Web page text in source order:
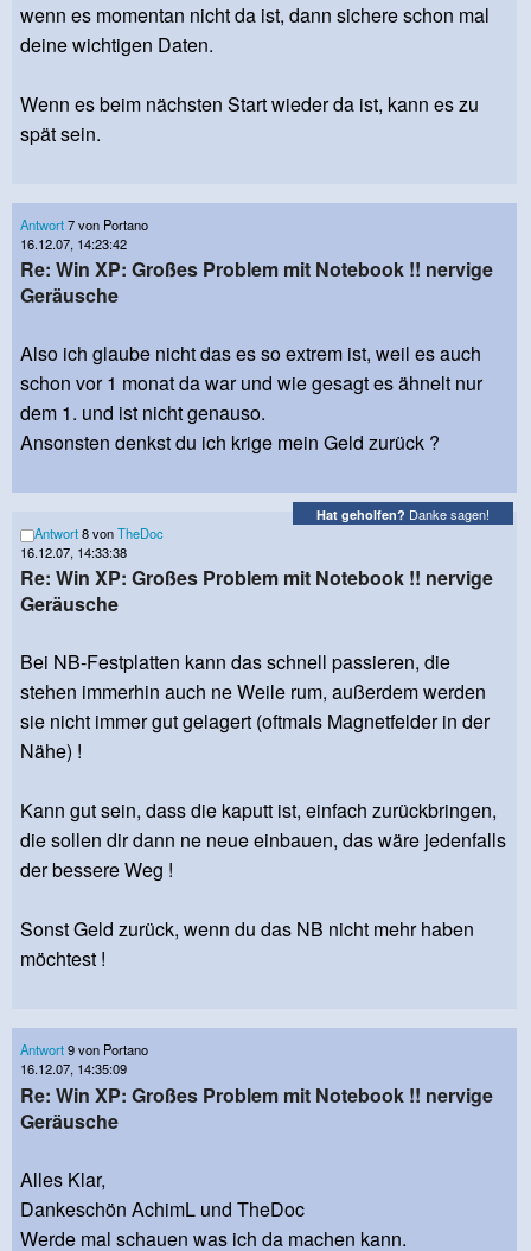
wenn es momentan nicht da ist, dann sichere schon mal
deine wichtigen Daten.
Wenn es beim nächsten Start wieder da ist, kann es zu
spät sein.
Antwort7 von Portano
16.12.07, 14:23:42
Re: Win XP: Großes Problem mit Notebook !! nervige
Geräusche
Also ich glaube nicht das es so extrem ist, weil es auch
schon vor 1 monat da war und wie gesagt es ähnelt nur
dem 1. und ist nicht genauso.
Ansonsten denkst du ich krige mein Geld zurück ?
Hat geholfen? Danke sagen!
Antwort8 vonTheDoc
16.12.07, 14:33:38
Re: Win XP: Großes Problem mit Notebook !! nervige
Geräusche
Bei NB-Festplatten kann das schnell passieren, die
stehen immerhin auch ne Weile rum, außerdem werden
sie nicht immer gut gelagert (oftmals Magnetfelder in der
Nähe) !
Kann gut sein, dass die kaputt ist, einfach zurückbringen,
die sollen dir dann ne neue einbauen, das wäre jedenfalls
der bessere Weg !
Sonst Geld zurück, wenn du das NB nicht mehr haben
möchtest !
Antwort9 von Portano
16.12.07, 14:35:09
Re: Win XP: Großes Problem mit Notebook !! nervige
Geräusche
Alles Klar,
Dankeschön AchimL und TheDoc
Werde mal schauen was ich da machen kann.